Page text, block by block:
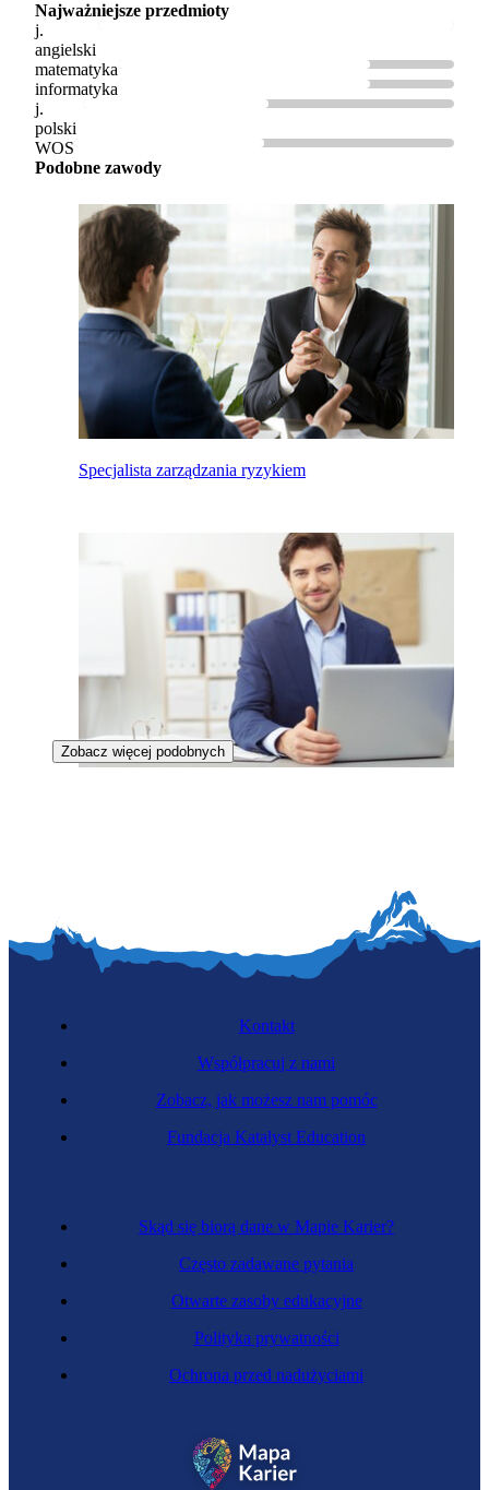
Najważniejsze przedmioty
j.
angielski
matematyka
informatyka
j.
polski
WOS
Podobne zawody
Specjalista zarządzania ryzykiem
Specjalista rachunkowości inwestycyjnej
Zobacz więcej podobnych
Skąd się biorą dane w Mapie Karier?
Często zadawane pytania
Otwarte zasoby edukacyjne
Polityka prywatności
Ochrona przed nadużyciami
Kontakt
Współpracuj z nami
Zobacz, jak możesz nam pomóc
Fundacja Katalyst Education